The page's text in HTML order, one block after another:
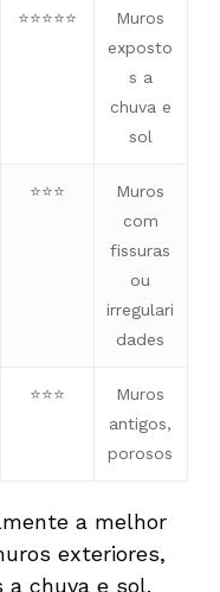
⭐⭐⭐⭐⭐
Muros
exposto
s a
chuva e
sol
⭐⭐⭐
Muros
com
fissuras
ou
irregulari
dades
⭐⭐⭐
Muros
antigos,
porosos
a melhor
exteriores,
a chuva e sol.